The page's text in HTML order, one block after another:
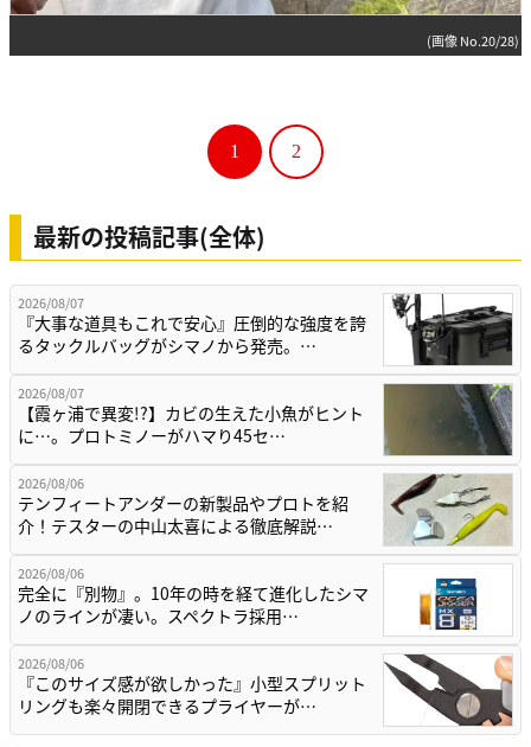
(画像 No.20/28)
1 2
最新の投稿記事(全体)
2026/08/07
『大事な道具もこれで安心』圧倒的な強度を誇
るタックルバッグがシマノから発売。…
2026/08/07
【霞ヶ浦で異変!?】カビの生えた小魚がヒント
に…。プロトミノーがハマり45セ…
2026/08/06
テンフィートアンダーの新製品やプロトを紹
介！テスターの中山太喜による徹底解説…
2026/08/06
完全に『別物』。10年の時を経て進化したシマ
ノのラインが凄い。スペクトラ採用…
2026/08/06
『このサイズ感が欲しかった』小型スプリット
リングも楽々開閉できるプライヤーが…